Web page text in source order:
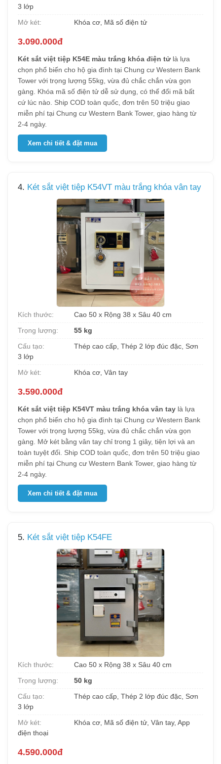
3 lớp
Mở két:
Khóa cơ, Mã số điện tử
3.090.000đ
Két sắt việt tiệp K54E màu trắng khóa điện tửlà lựa
chọn phổ biến cho hộ gia đình tại Chung cư Western Bank
Tower với trọng lượng 55kg, vừa đủ chắc chắn vừa gọn
gàng. Khóa mã số điện tử dễ sử dụng, có thể đổi mã bất
cứ lúc nào. Ship COD toàn quốc, đơn trên 50 triệu giao
miễn phí tại Chung cư Western Bank Tower, giao hàng từ
2-4 ngày.
Xem chi tiết & đặt mua
4. Két sắt việt tiệp K54VT màu trắng khóa vân tay
Kích thước:
Cao 50 x Rộng 38 x Sâu 40 cm
Trọng lượng:
55 kg
Cấu tạo:
Thép cao cấp, Thép 2 lớp đúc đặc, Sơn
3 lớp
Mở két:
Khóa cơ, Vân tay
3.590.000đ
Két sắt việt tiệp K54VT màu trắng khóa vân tay là lựa
chọn phổ biến cho hộ gia đình tại Chung cư Western Bank
Tower với trọng lượng 55kg, vừa đủ chắc chắn vừa gọn
gàng. Mở két bằng vân tay chỉ trong 1 giây, tiện lợi và an
toàn tuyệt đối. Ship COD toàn quốc, đơn trên 50 triệu giao
miễn phí tại Chung cư Western Bank Tower, giao hàng từ
2-4 ngày.
Xem chi tiết & đặt mua
5. Két sắt việt tiệp K54FE
Kích thước:
Cao 50 x Rộng 38 x Sâu 40 cm
Trọng lượng:
50 kg
Cấu tạo:
Thép cao cấp, Thép 2 lớp đúc đặc, Sơn
3 lớp
Mở két:
Khóa cơ, Mã số điện tử, Vân tay, App
điện thoại
4.590.000đ